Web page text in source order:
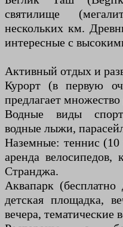
святилище
нескольких км.
интересные с
Активный отдых и
Курорт (в первую
предлагает множество
Водные виды
водные лыжи,
Наземные: теннис (10
аренда велосипедов,
Странджа.
Аквапарк
детская площадка,
вечера, тематические